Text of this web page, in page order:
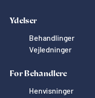
Ydelser
Behandlinger
Vejledninger
For Behandlere
Henvisninger